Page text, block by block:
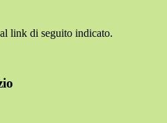
link di seguito indicato.